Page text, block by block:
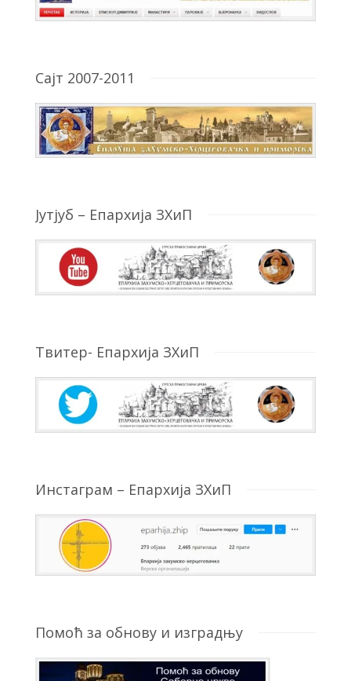
Сајт 2007-2011
Јутјуб – Епархија ЗХиП
Твитер- Епархија ЗХиП
Инстаграм – Епархија ЗХиП
Помоћ за обнову и изградњу